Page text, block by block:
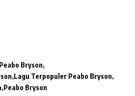
Bryson
Lagu Terpopuler Peabo Bryson
Peabo Bryson